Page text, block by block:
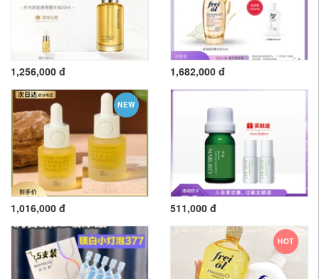
1,256,000 đ 1,682,000 đ
NEW
1,016,000 đ 511,000 đ
HOT